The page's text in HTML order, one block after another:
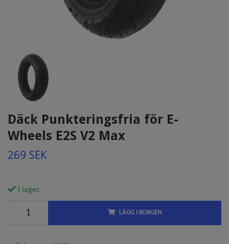
Däck Punkteringsfria för E-
Wheels E2S V2 Max
269 SEK
I lager.
LÄGG I KORGEN